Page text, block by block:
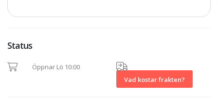
Status
Öppnar Lö 10:00
Vad kostar frakten?